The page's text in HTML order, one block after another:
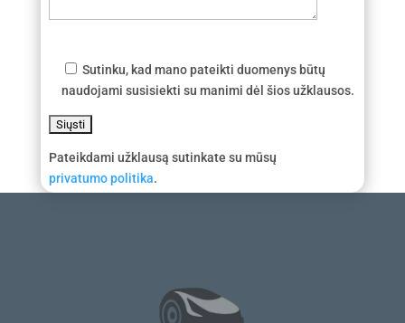
Sutinku, kad mano pateikti duomenys būtų
naudojami susisiekti su manimi dėl šios užklausos.
Pateikdami užklausą sutinkate su mūsų
privatumo politika.